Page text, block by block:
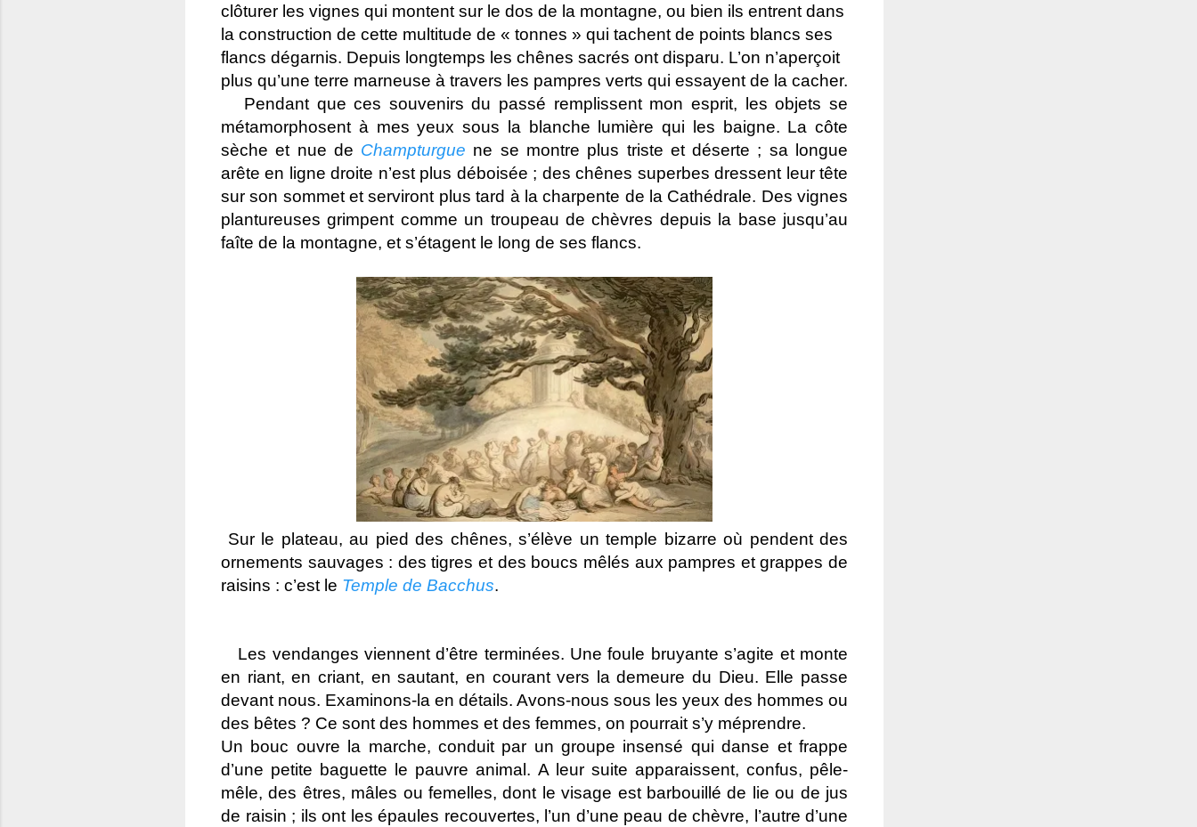
clôturer les vignes qui montent sur le dos de la montagne, ou bien ils entrent dans
la construction de cette multitude de « tonnes » qui tachent de points blancs ses
flancs dégarnis. Depuis longtemps les chênes sacrés ont disparu. L’on n’aperçoit
plus qu’une terre marneuse à travers les pampres verts qui essayent de la cacher.
Pendant que ces souvenirs du passé remplissent mon esprit, les objets se
métamorphosent à mes yeux sous la blanche lumière qui les baigne. La côte
sèche et nue de Champturgue ne se montre plus triste et déserte ; sa longue
arête en ligne droite n’est plus déboisée ; des chênes superbes dressent leur tête
sur son sommet et serviront plus tard à la charpente de la Cathédrale. Des vignes
plantureuses grimpent comme un troupeau de chèvres depuis la base jusqu’au
faîte de la montagne, et s’étagent le long de ses flancs.
Sur le plateau, au pied des chênes, s’élève un temple bizarre où pendent des
ornements sauvages : des tigres et des boucs mêlés aux pampres et grappes de
raisins : c’est le Temple de Bacchus.
Les vendanges viennent d’être terminées. Une foule bruyante s’agite et monte
en riant, en criant, en sautant, en courant vers la demeure du Dieu. Elle passe
devant nous. Examinons-la en détails. Avons-nous sous les yeux des hommes ou
des bêtes ? Ce sont des hommes et des femmes, on pourrait s’y méprendre.
Un bouc ouvre la marche, conduit par un groupe insensé qui danse et frappe
d’une petite baguette le pauvre animal. A leur suite apparaissent, confus, pêle-
mêle, des êtres, mâles ou femelles, dont le visage est barbouillé de lie ou de jus
de raisin ; ils ont les épaules recouvertes, l’un d’une peau de chèvre, l’autre d’une